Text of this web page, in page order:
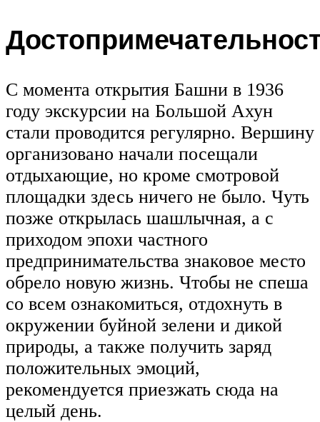
С момента открытия Башни в 1936
году экскурсии на Большой Ахун
стали проводится регулярно. Вершину
организовано начали посещали
отдыхающие, но кроме смотровой
площадки здесь ничего не было. Чуть
позже открылась шашлычная, а с
приходом эпохи частного
предпринимательства знаковое место
обрело новую жизнь. Чтобы не спеша
со всем ознакомиться, отдохнуть в
окружении буйной зелени и дикой
природы, а также получить заряд
положительных эмоций,
рекомендуется приезжать сюда на
целый день.